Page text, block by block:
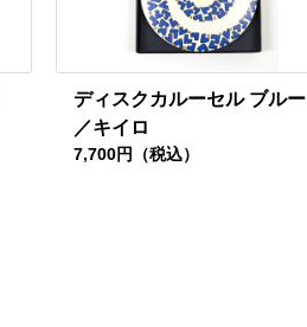
ディスクカルーセル ブルー
／キイロ
7,700円（税込）